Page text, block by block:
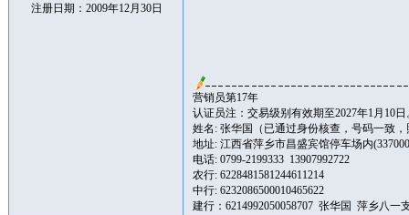
注册日期：2009年12月30日
营销员第17年
认证员注：交易级别有效期至2027年1月10日
姓名: 张华国（已通过身份核查，号码一致
地址: 江西省萍乡市昌盛宾馆停车场内
电话: 0799-2199333 13907992722
农行: 6228481581244611214
中行: 6232086500010465622
建行：6214992050058707 张华国 萍乡八一